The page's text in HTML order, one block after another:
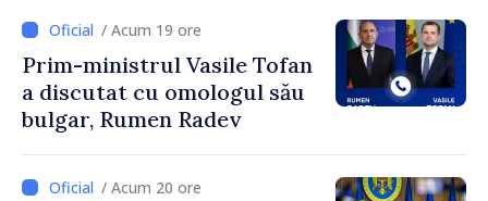
Comitetului Internațional al
Crucii Roșii în Moldova
/ Acum 19 ore
Prim-ministrul Vasile Tofan
a discutat cu omologul său
bulgar, Rumen Radev
/ Acum 20 ore